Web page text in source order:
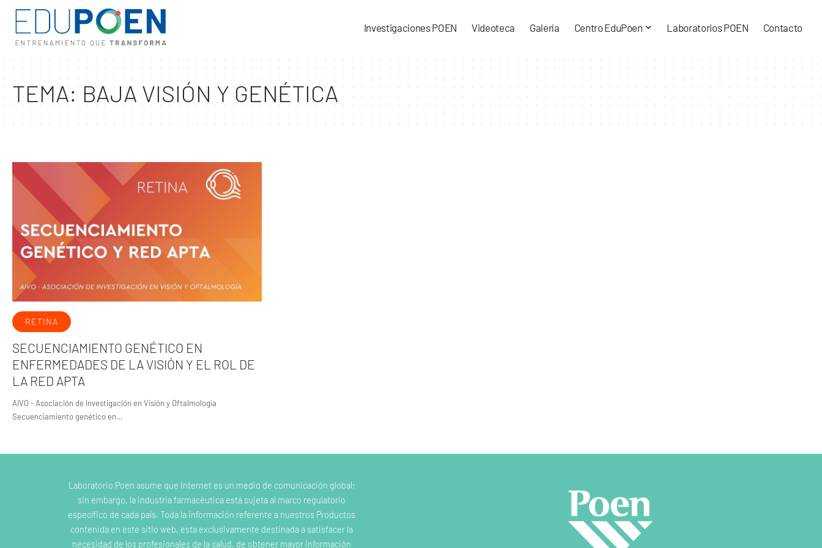
Investigaciones POEN Videoteca Galería Centro EduPoen Laboratorios POEN Contacto
TEMA:BAJA VISIÓN Y GENÉTICA
RETINA
SECUENCIAMIENTO GENÉTICO EN
ENFERMEDADES DE LA VISIÓN Y EL ROL DE
LA RED APTA
AIVO - Asociación de Investigación en Visión y Oftalmología
Secuenciamiento genético en…
Laboratorio Poen asume que Internet es un medio de comunicación global;
sin embargo, la industria farmacéutica está sujeta al marco regulatorio
específico de cada país. Toda la información referente a nuestros Productos
contenida en este sitio web, esta exclusivamente destinada a satisfacer la
necesidad de los profesionales de la salud, de obtener mayor información